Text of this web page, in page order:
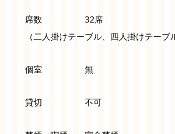
席数 32席
（二人掛けテーブル、四人掛けテーブ
個室 無
貸切 不可